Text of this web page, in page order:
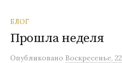
БЛОГ
Прошла неделя
Опубликовано Воскресенье,